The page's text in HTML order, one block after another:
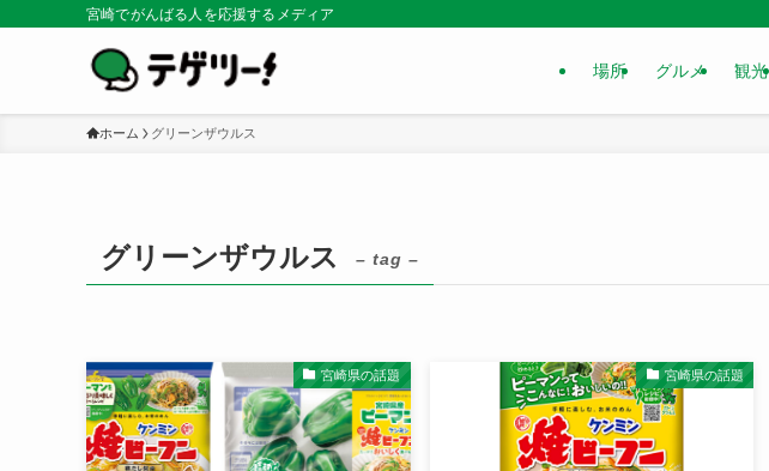
宮崎でがんばる人を応援するメディア
場所 グルメ 観光
ホーム グリーンザウルス
グリーンザウルス – tag –
宮崎県の話題 宮崎県の話題